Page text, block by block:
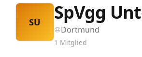
SU SpVgg
Dortmund
1 Mitglied